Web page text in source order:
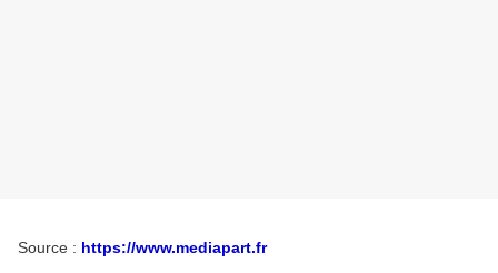
Source : https://www.mediapart.fr